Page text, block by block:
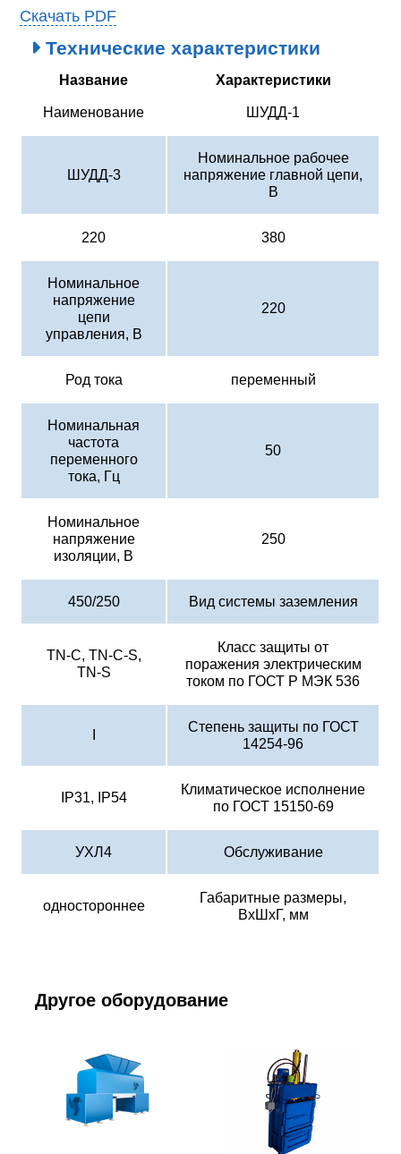
Скачать PDF
Технические характеристики
Название Характеристики
Наименование ШУДД-1
ШУДД-3
Номинальное рабочее
напряжение главной цепи,
В
220 380
Номинальное
напряжение
цепи
управления, В
220
Род тока переменный
Номинальная
частота
переменного
тока, Гц
50
Номинальное
напряжение
изоляции, В
250
450/250 Вид системы заземления
TN-C, TN-С-S,
TN-S
Класс защиты от
поражения электрическим
током по ГОСТ Р МЭК 536
Степень защиты по ГОСТ
14254-96
IP31, IP54
Климатическое исполнение
по ГОСТ 15150-69
УХЛ4 Обслуживание
одностороннее
Габаритные размеры,
ВхШхГ, мм
Другое оборудование